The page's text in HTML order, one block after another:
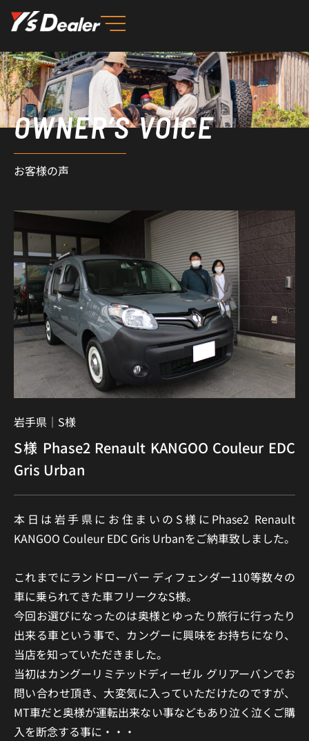
を
ス
キ
ッ
プ OWNER’S VOICE
お客様の声
岩手県｜ S様
S様 Phase2 Renault KANGOO Couleur EDC
Gris Urban
本日は岩手県にお住まいのS様にPhase2 Renault
KANGOO Couleur EDC Gris Urbanをご納車致しました。
これまでにランドローバー ディフェンダー110等数々の
車に乗られてきた車フリークなS様。
今回お選びになったのは奥様とゆったり旅行に行ったり
出来る車という事で、カングーに興味をお持ちになり、
当店を知っていただきました。
当初はカングーリミテッドディーゼル グリアーバンでお
問い合わせ頂き、大変気に入っていただけたのですが、
MT車だと奥様が運転出来ない事などもあり泣く泣くご購
入を断念する事に・・・